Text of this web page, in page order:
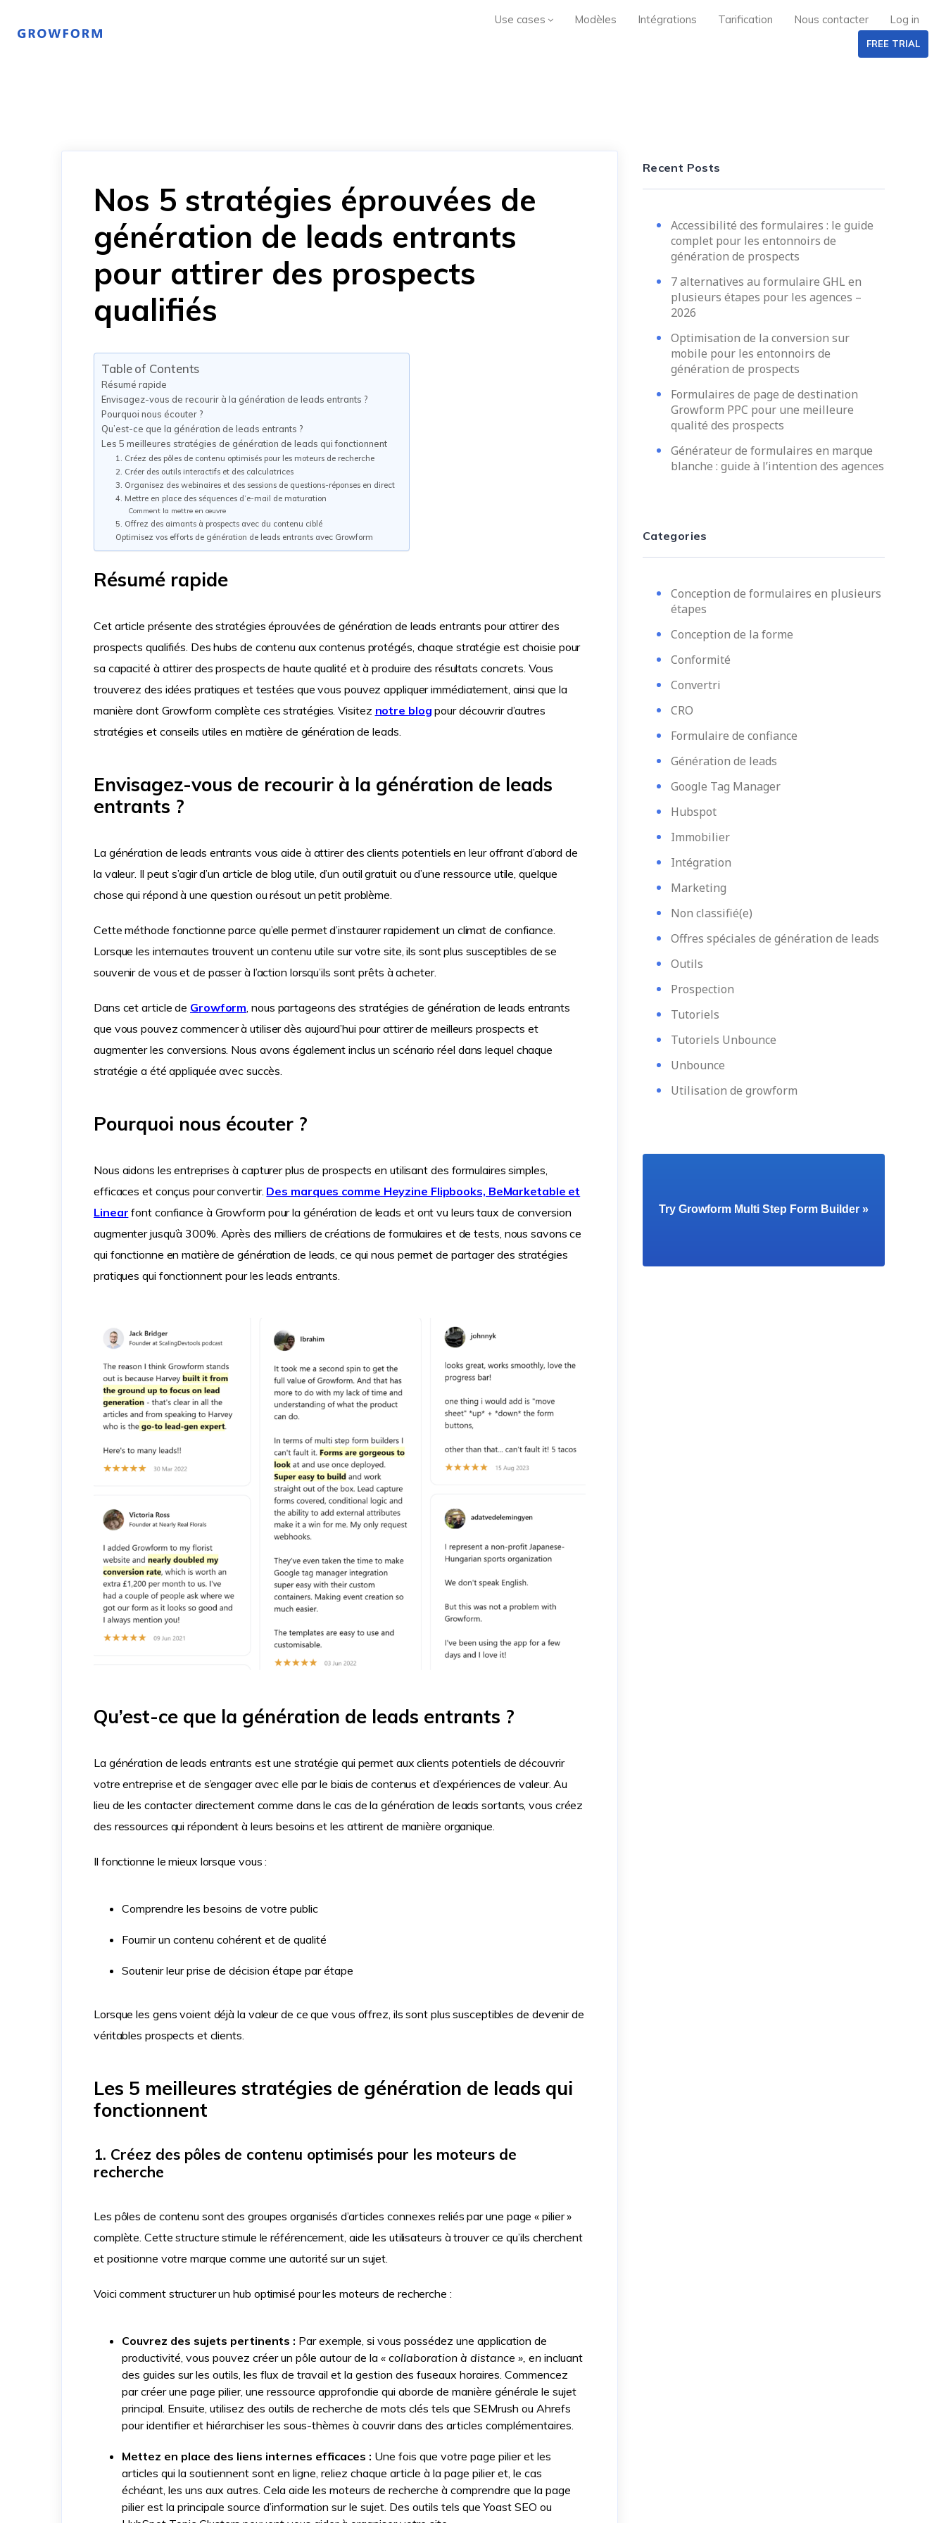
Use cases Modèles Intégrations Tarification Nous contacter Log in
FREE TRIAL
Nos 5 stratégies éprouvées de
génération de leads entrants
pour attirer des prospects
qualifiés
Table of Contents
Résumé rapide
Envisagez-vous de recourir à la génération de leads entrants ?
Pourquoi nous écouter ?
Qu’est-ce que la génération de leads entrants ?
Les 5 meilleures stratégies de génération de leads qui fonctionnent
1. Créez des pôles de contenu optimisés pour les moteurs de recherche
2. Créer des outils interactifs et des calculatrices
3. Organisez des webinaires et des sessions de questions-réponses en direct
4. Mettre en place des séquences d’e-mail de maturation
Comment la mettre en œuvre
5. Offrez des aimants à prospects avec du contenu ciblé
Optimisez vos efforts de génération de leads entrants avec Growform
Résumé rapide
Cet article présente des stratégies éprouvées de génération de leads entrants pour attirer des
prospects qualifiés. Des hubs de contenu aux contenus protégés, chaque stratégie est choisie pour
sa capacité à attirer des prospects de haute qualité et à produire des résultats concrets. Vous
trouverez des idées pratiques et testées que vous pouvez appliquer immédiatement, ainsi que la
manière dont Growform complète ces stratégies. Visitez notre blog pour découvrir d’autres
stratégies et conseils utiles en matière de génération de leads.
Envisagez-vous de recourir à la génération de leads
entrants ?
La génération de leads entrants vous aide à attirer des clients potentiels en leur offrant d’abord de
la valeur. Il peut s’agir d’un article de blog utile, d’un outil gratuit ou d’une ressource utile, quelque
chose qui répond à une question ou résout un petit problème.
Cette méthode fonctionne parce qu’elle permet d’instaurer rapidement un climat de confiance.
Lorsque les internautes trouvent un contenu utile sur votre site, ils sont plus susceptibles de se
souvenir de vous et de passer à l’action lorsqu’ils sont prêts à acheter.
Dans cet article de Growform, nous partageons des stratégies de génération de leads entrants
que vous pouvez commencer à utiliser dès aujourd’hui pour attirer de meilleurs prospects et
augmenter les conversions. Nous avons également inclus un scénario réel dans lequel chaque
stratégie a été appliquée avec succès.
Pourquoi nous écouter ?
Nous aidons les entreprises à capturer plus de prospects en utilisant des formulaires simples,
efficaces et conçus pour convertir. Des marques comme Heyzine Flipbooks, BeMarketable et
Linear font confiance à Growform pour la génération de leads et ont vu leurs taux de conversion
augmenter jusqu’à 300%. Après des milliers de créations de formulaires et de tests, nous savons ce
qui fonctionne en matière de génération de leads, ce qui nous permet de partager des stratégies
pratiques qui fonctionnent pour les leads entrants.
Qu’est-ce que la génération de leads entrants ?
La génération de leads entrants est une stratégie qui permet aux clients potentiels de découvrir
votre entreprise et de s’engager avec elle par le biais de contenus et d’expériences de valeur. Au
lieu de les contacter directement comme dans le cas de la génération de leads sortants, vous créez
des ressources qui répondent à leurs besoins et les attirent de manière organique.
Il fonctionne le mieux lorsque vous :
Comprendre les besoins de votre public
Fournir un contenu cohérent et de qualité
Soutenir leur prise de décision étape par étape
Lorsque les gens voient déjà la valeur de ce que vous offrez, ils sont plus susceptibles de devenir de
véritables prospects et clients.
Les 5 meilleures stratégies de génération de leads qui
fonctionnent
1. Créez des pôles de contenu optimisés pour les moteurs de
recherche
Les pôles de contenu sont des groupes organisés d’articles connexes reliés par une page « pilier »
complète. Cette structure stimule le référencement, aide les utilisateurs à trouver ce qu’ils cherchent
et positionne votre marque comme une autorité sur un sujet.
Voici comment structurer un hub optimisé pour les moteurs de recherche :
Couvrez des sujets pertinents : Par exemple, si vous possédez une application de
productivité, vous pouvez créer un pôle autour de la « collaboration à distance », en incluant
des guides sur les outils, les flux de travail et la gestion des fuseaux horaires. Commencez
par créer une page pilier, une ressource approfondie qui aborde de manière générale le sujet
principal. Ensuite, utilisez des outils de recherche de mots clés tels que SEMrush ou Ahrefs
pour identifier et hiérarchiser les sous-thèmes à couvrir dans des articles complémentaires.
Mettez en place des liens internes efficaces : Une fois que votre page pilier et les
articles qui la soutiennent sont en ligne, reliez chaque article à la page pilier et, le cas
échéant, les uns aux autres. Cela aide les moteurs de recherche à comprendre que la page
pilier est la principale source d’information sur le sujet. Des outils tels que Yoast SEO ou
Recent Posts
Accessibilité des formulaires : le guide
complet pour les entonnoirs de
génération de prospects
7 alternatives au formulaire GHL en
plusieurs étapes pour les agences –
2026
Optimisation de la conversion sur
mobile pour les entonnoirs de
génération de prospects
Formulaires de page de destination
Growform PPC pour une meilleure
qualité des prospects
Générateur de formulaires en marque
blanche : guide à l’intention des agences
Categories
Conception de formulaires en plusieurs
étapes
Conception de la forme
Conformité
Convertri
CRO
Formulaire de confiance
Génération de leads
Google Tag Manager
Hubspot
Immobilier
Intégration
Marketing
Non classifié(e)
Offres spéciales de génération de leads
Outils
Prospection
Tutoriels
Tutoriels Unbounce
Unbounce
Utilisation de growform
Try Growform Multi Step Form Builder »